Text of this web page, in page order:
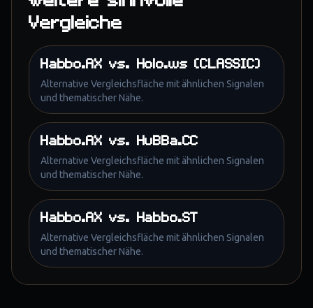
Vergleiche
Habbo.AX vs. Holo.ws (CLASSIC)
Alternative Vergleichsfläche mit ähnlichen Signalen
und thematischer Nähe.
Habbo.AX vs. HuBBa.CC
Alternative Vergleichsfläche mit ähnlichen Signalen
und thematischer Nähe.
Habbo.AX vs. Habbo.ST
Alternative Vergleichsfläche mit ähnlichen Signalen
und thematischer Nähe.